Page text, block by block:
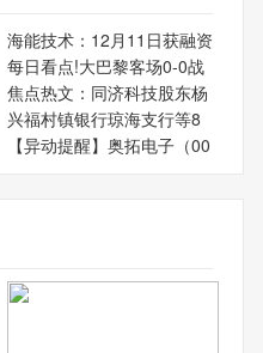
海能技术：12月11日获融资
每日看点!大巴黎客场0-0战
焦点热文：同济科技股东杨
兴福村镇银行琼海支行等8
【异动提醒】奥拓电子（00